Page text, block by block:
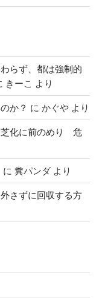
らず、都は強制的
きーこ より
か？ に かぐや より
芝化に前のめり 危
に 糞パンダ より
さずに回収する方